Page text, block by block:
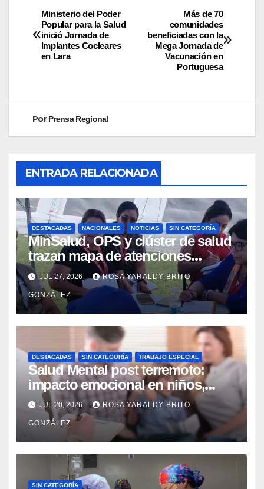
Más de 70
comunidades
beneficiadas con la
Mega Jornada de
Vacunación en
Portuguesa
Ministerio del Poder
Popular para la Salud
inició Jornada de
Implantes Cocleares
en Lara
PorPrensa Regional
ENTRADA RELACIONADA
DESTACADAS NACIONALES NOTICIAS SIN CATEGORÍA
MinSalud, OPS y clúster de salud
trazan mapa de atenciones
integrales para reforzar la
contingencia
JUL 27, 2026 ROSA YARALDY BRITO
GONZÁLEZ
DESTACADAS SIN CATEGORÍA TRABAJO ESPECIAL
Salud Mental post terremoto:
impacto emocional en niños,
niñas, adolescentes y madres
JUL 20, 2026 ROSA YARALDY BRITO
GONZÁLEZ
SIN CATEGORÍA